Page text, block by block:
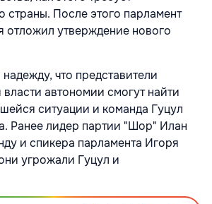
страны. После этого парламент
отложил утверждение нового
что представители
власти автономии смогут найти
ситуации и команда Гуцул
Ранее лидер партии "Шор" Илан
и спикера парламента Игоря
угрожали Гуцул и